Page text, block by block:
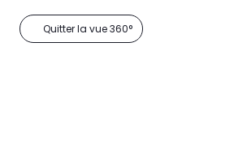
Quitter la vue 360°